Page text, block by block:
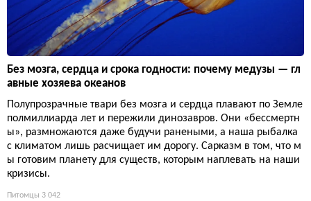
Без мозга, сердца и срока годности: почему медузы — гл
авные хозяева океанов
Полупрозрачные твари без мозга и сердца плавают по Земле
полмиллиарда лет и пережили динозавров. Они «бессмертн
ы», размножаются даже будучи ранеными, а наша рыбалка
с климатом лишь расчищает им дорогу. Сарказм в том, что м
ы готовим планету для существ, которым наплевать на наши
кризисы.
Питомцы 3 042